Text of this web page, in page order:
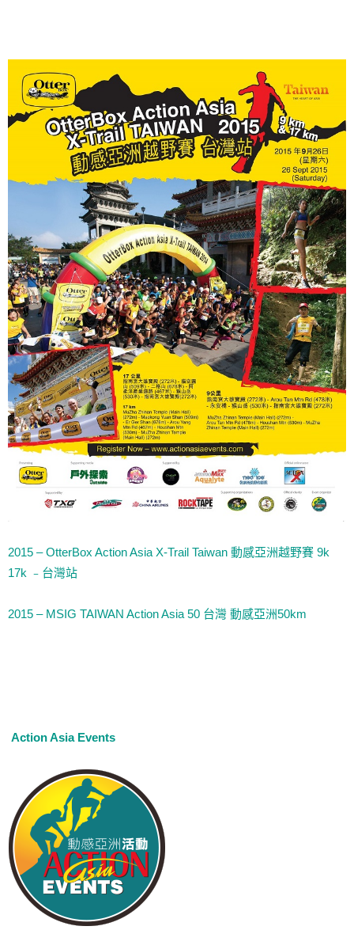
2015 – OtterBox Action Asia X-Trail Taiwan 動感亞洲越野賽 9k
17k ﹣台灣站
2015 – MSIG TAIWAN Action Asia 50 台灣 動感亞洲50km
Action Asia Events